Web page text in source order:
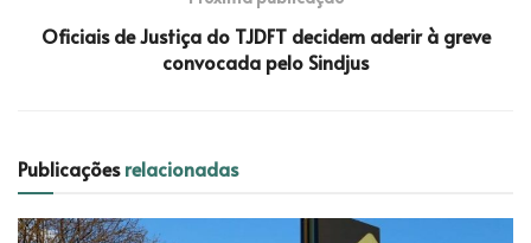
Oficiais de Justiça do TJDFT decidem aderir à greve
convocada pelo Sindjus
Publicaçõesrelacionadas